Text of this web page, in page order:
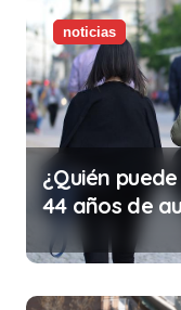
noticias
¿Quién
44 años de